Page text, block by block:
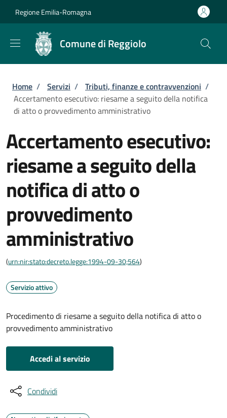
Regione Emilia-Romagna
Comune di Reggiolo
Briciole di pane
Home / Servizi / Tributi, finanze e contravvenzioni /
Accertamento esecutivo: riesame a seguito della notifica
di atto o provvedimento amministrativo
Accertamento esecutivo:
riesame a seguito della
notifica di atto o
provvedimento
amministrativo
(urn:nir:stato:decreto.legge:1994-09-30;564)
Servizio attivo
Procedimento di riesame a seguito della notifica di atto o
provvedimento amministrativo
Accedi al servizio
Condividi